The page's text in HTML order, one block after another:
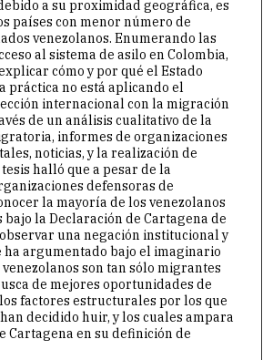
a su proximidad geográfica, es
países con menor número de
venezolanos. Enumerando las
al sistema de asilo en Colombia,
cómo y por qué el Estado
práctica no está aplicando el
internacional con la migración
de un análisis cualitativo de la
informes de organizaciones
noticias, y la realización de
halló que a pesar de la
defensoras de
la mayoría de los venezolanos
la Declaración de Cartagena de
una negación institucional y
ha argumentado bajo el imaginario
son tan sólo migrantes
de mejores oportunidades de
factores estructurales por los que
decidido huir, y los cuales ampara
Cartagena en su definición de